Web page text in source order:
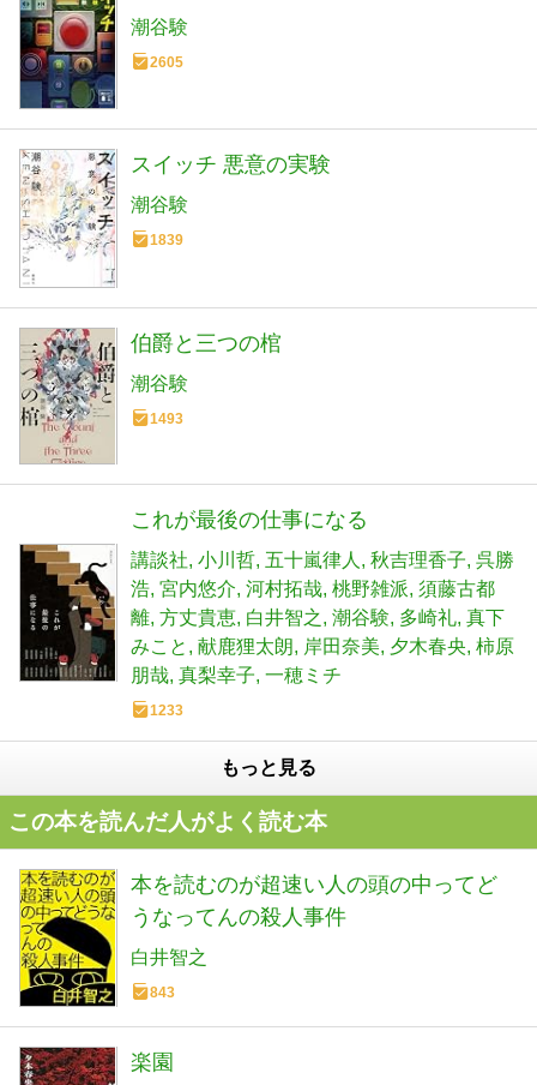
潮谷験
2605
スイッチ 悪意の実験
潮谷験
1839
伯爵と三つの棺
潮谷験
1493
これが最後の仕事になる
講談社 小川哲 五十嵐律人 秋吉理香子 呉勝
浩 宮内悠介 河村拓哉 桃野雑派 須藤古都
離 方丈貴恵 白井智之 潮谷験 多崎礼 真下
みこと
献鹿狸太朗 岸田奈美 夕木春央 柿原
朋哉 真梨幸子 一穂ミチ
1233
もっと見る
この本を読んだ人がよく読む本
本を読むのが超速い人の頭の中ってど
うなってんの殺人事件
白井智之
843
楽園